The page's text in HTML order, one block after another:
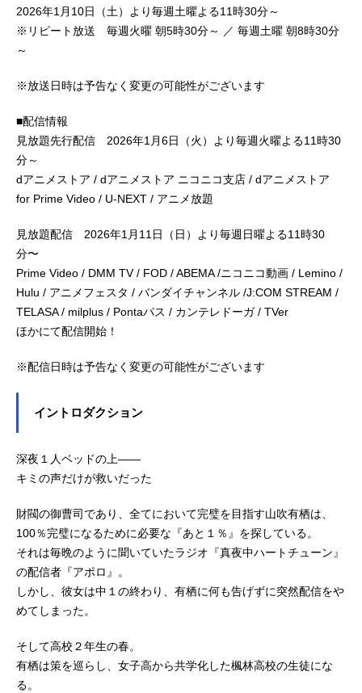
2026年1月10日（土）より毎週土曜よる11時30分～
※リピート放送 毎週火曜 朝5時30分～ ／ 毎週土曜 朝8時30分
～
※放送日時は予告なく変更の可能性がございます
■配信情報
見放題先行配信 2026年1月6日（火）より毎週火曜よる11時30
分～
dアニメストア / dアニメストア ニコニコ支店 / dアニメストア
for Prime Video / U-NEXT / アニメ放題
見放題配信 2026年1月11日（日）より毎週日曜よる11時30
分〜
Prime Video / DMM TV / FOD / ABEMA /ニコニコ動画 / Lemino /
Hulu / アニメフェスタ / バンダイチャンネル /J:COM STREAM /
TELASA / milplus / Pontaパス / カンテレドーガ / TVer
ほかにて配信開始！
※配信日時は予告なく変更の可能性がございます
イントロダクション
深夜１人ベッドの上――
キミの声だけが救いだった
財閥の御曹司であり、全てにおいて完璧を目指す山吹有栖は、
100％完璧になるために必要な『あと１％』を探している。
それは毎晩のように聞いていたラジオ『真夜中ハートチューン』
の配信者『アポロ』。
しかし、彼女は中１の終わり、有栖に何も告げずに突然配信をや
めてしまった。
そして高校２年生の春。
有栖は策を巡らし、女子高から共学化した楓林高校の生徒にな
る。